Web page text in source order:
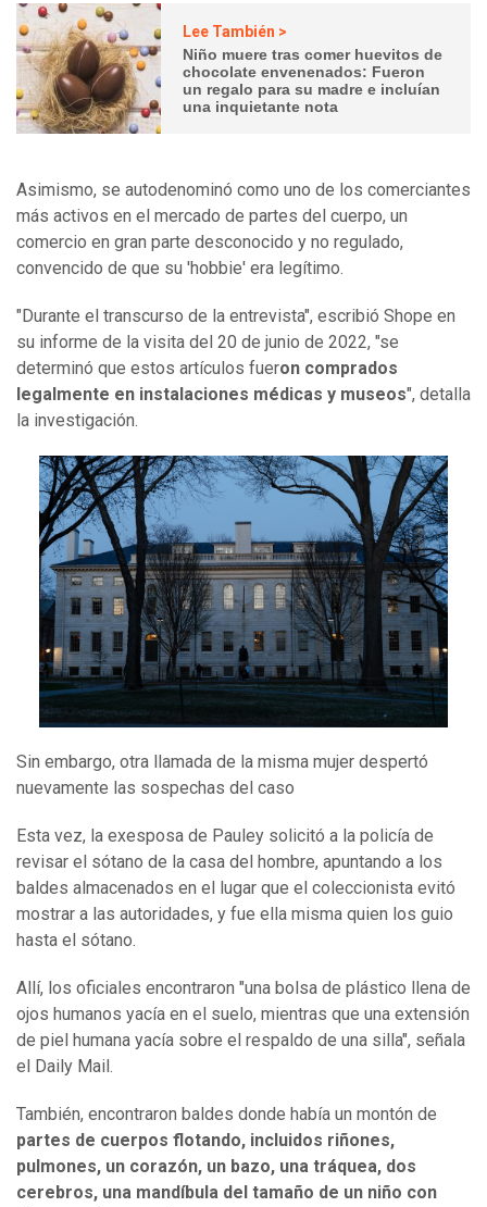
Lee También >
Niño muere tras comer huevitos de
chocolate envenenados: Fueron
un regalo para su madre e incluían
una inquietante nota
Asimismo, se autodenominó como uno de los comerciantes
más activos en el mercado de partes del cuerpo, un
comercio en gran parte desconocido y no regulado,
convencido de que su 'hobbie' era legítimo.
"Durante el transcurso de la entrevista", escribió Shope en
su informe de la visita del 20 de junio de 2022, "se
determinó que estos artículos fueron comprados
legalmente en instalaciones médicas y museos", detalla
la investigación.
Sin embargo, otra llamada de la misma mujer despertó
nuevamente las sospechas del caso
Esta vez, la exesposa de Pauley solicitó a la policía de
revisar el sótano de la casa del hombre, apuntando a los
baldes almacenados en el lugar que el coleccionista evitó
mostrar a las autoridades, y fue ella misma quien los guio
hasta el sótano.
Allí, los oficiales encontraron "una bolsa de plástico llena de
ojos humanos yacía en el suelo, mientras que una extensión
de piel humana yacía sobre el respaldo de una silla", señala
el Daily Mail.
También, encontraron baldes donde había un montón de
partes de cuerpos flotando, incluidos riñones,
pulmones, un corazón, un bazo, una tráquea, dos
cerebros, una mandíbula del tamaño de un niño con